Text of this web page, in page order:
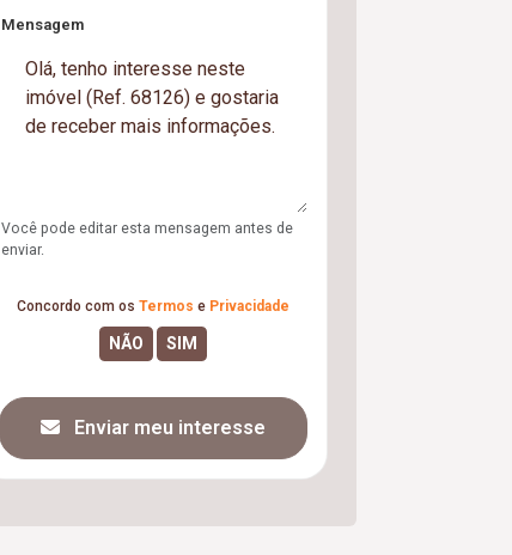
Mensagem
Você pode editar esta mensagem antes de
enviar.
Concordo com os Termos e Privacidade
Enviar meu interesse